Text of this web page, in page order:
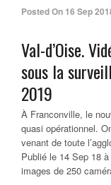
Posted On 16 Sep
Val-d’Oise.
sous la
2019
À Franconville, le
quasi opérationnel.
venant de toute
Publié le 14 Sep 18
images de 250